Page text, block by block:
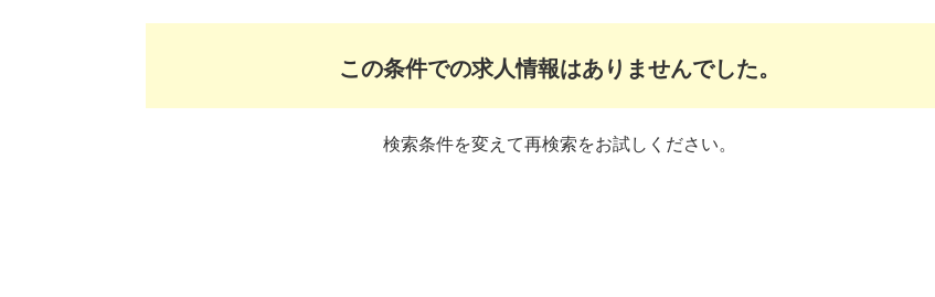
この条件での求人情報はありませんでした。
検索条件を変えて再検索をお試しください。